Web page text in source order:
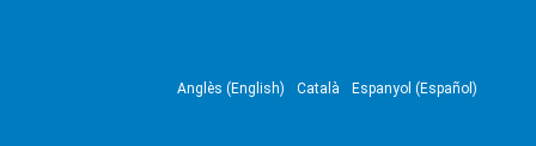
Anglès (English) Català Espanyol (Español)